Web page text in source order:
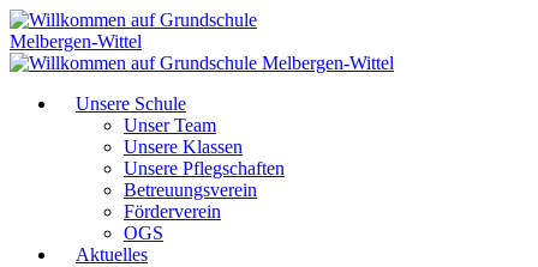
Unsere Schule
Unser Team
Unsere Klassen
Unsere Pflegschaften
Betreuungsverein
Förderverein
OGS
Aktuelles